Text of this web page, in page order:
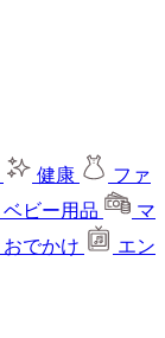
健康
ファ
ベビー用品
マ
おでかけ
エン